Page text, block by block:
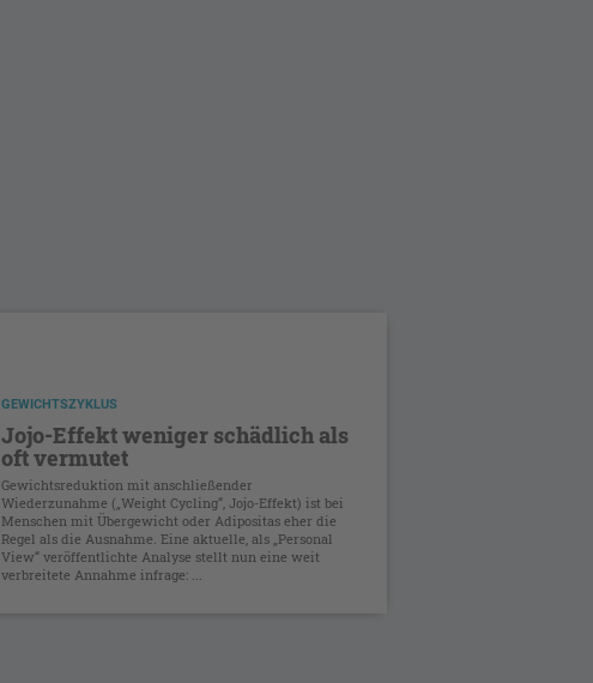
GEWICHTSZYKLUS
Jojo-Effekt weniger schädlich als
oft vermutet
Gewichtsreduktion mit anschließender
Wiederzunahme („Weight Cycling“, Jojo-Effekt) ist bei
Menschen mit Übergewicht oder Adipositas eher die
Regel als die Ausnahme. Eine aktuelle, als „Personal
View“ veröffentlichte Analyse stellt nun eine weit
verbreitete Annahme infrage: ...